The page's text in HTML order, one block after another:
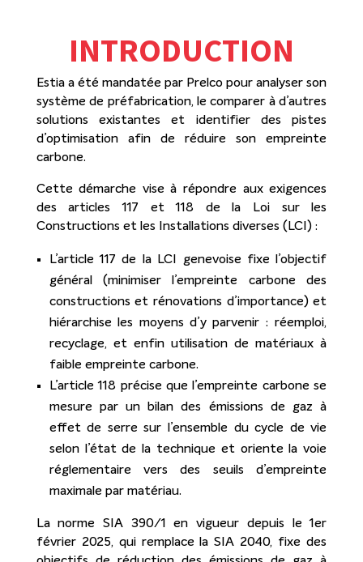
INTRODUCTION
Estia a été mandatée par Prelco pour analyser son
système de préfabrication, le comparer à d’autres
solutions existantes et identifier des pistes
d’optimisation afin de réduire son empreinte
carbone.
Cette démarche vise à répondre aux exigences
des articles 117 et 118 de la Loi sur les
Constructions et les Installations diverses (LCI) :
L’article 117 de la LCI genevoise fixe l’objectif
général (minimiser l’empreinte carbone des
constructions et rénovations d’importance) et
hiérarchise les moyens d’y parvenir : réemploi,
recyclage, et enfin utilisation de matériaux à
faible empreinte carbone.
L’article 118 précise que l’empreinte carbone se
mesure par un bilan des émissions de gaz à
effet de serre sur l’ensemble du cycle de vie
selon l’état de la technique et oriente la voie
réglementaire vers des seuils d’empreinte
maximale par matériau.
La norme SIA 390/1 en vigueur depuis le 1er
février 2025, qui remplace la SIA 2040, fixe des